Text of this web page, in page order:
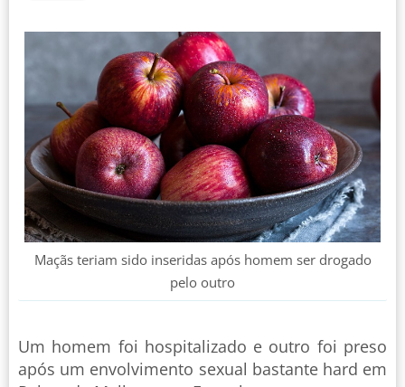
Maçãs teriam sido inseridas após homem ser drogado
pelo outro
Um homem foi hospitalizado e outro foi preso
após um envolvimento sexual bastante hard em